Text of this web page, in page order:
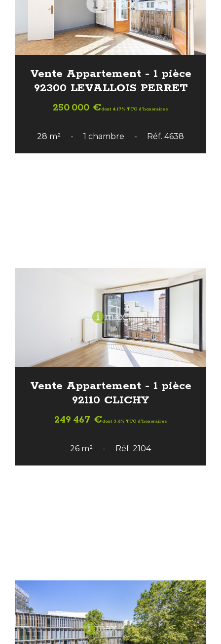
Vente Appartement - 1 pièce
92300 LEVALLOIS PERRET
250 000 €dont 4.17% TTC d'honoraires
28 m² 1 chambre Réf. 4638
Vente Appartement - 1 pièce
92110 CLICHY
249 467 €dont 3.6% TTC d'honoraires
26 m² Réf. 2104